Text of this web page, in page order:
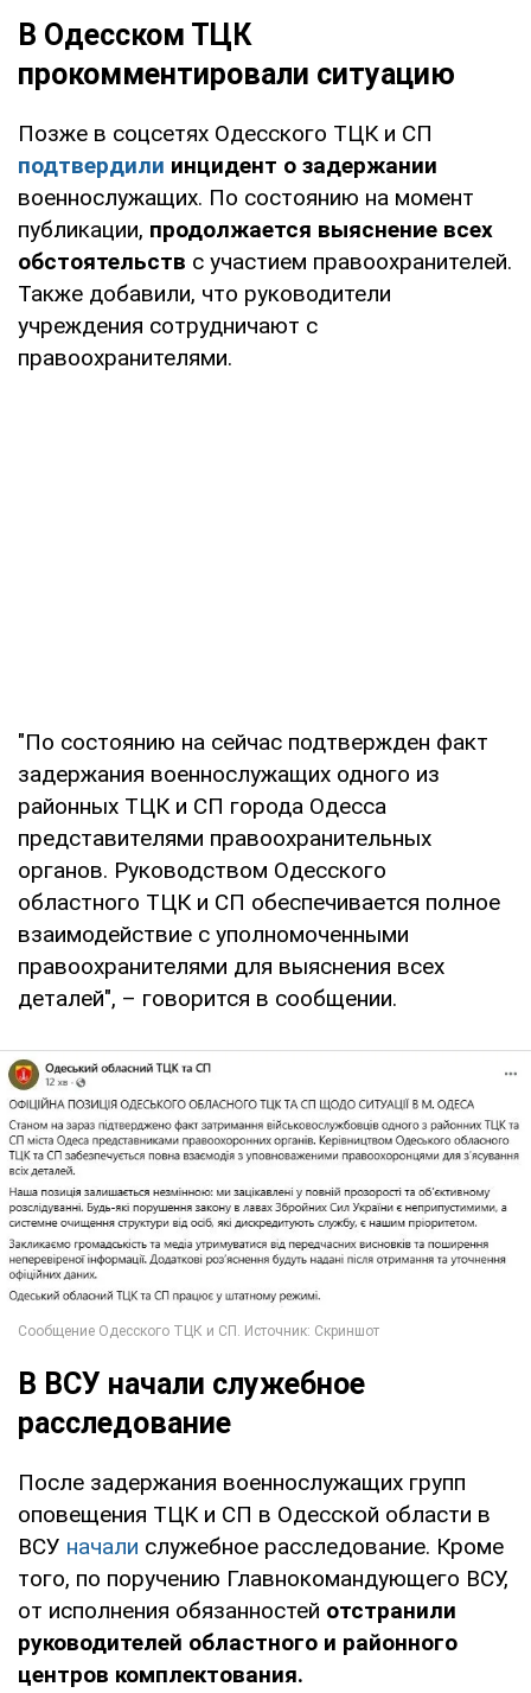
В Одесском ТЦК
прокомментировали ситуацию
Позже в соцсетях Одесского ТЦК и СП
подтвердили инцидент о задержании
военнослужащих. По состоянию на момент
публикации, продолжается выяснение всех
обстоятельств с участием правоохранителей.
Также добавили, что руководители
учреждения сотрудничают с
правоохранителями.
"По состоянию на сейчас подтвержден факт
задержания военнослужащих одного из
районных ТЦК и СП города Одесса
представителями правоохранительных
органов. Руководством Одесского
областного ТЦК и СП обеспечивается полное
взаимодействие с уполномоченными
правоохранителями для выяснения всех
деталей", – говорится в сообщении.
В ВСУ начали служебное
расследование
После задержания военнослужащих групп
оповещения ТЦК и СП в Одесской области в
ВСУ начали служебное расследование. Кроме
того, по поручению Главнокомандующего ВСУ,
от исполнения обязанностей отстранили
руководителей областного и районного
центров комплектования.